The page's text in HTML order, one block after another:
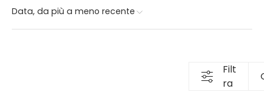
Data, da più a meno recente
Filt
ra